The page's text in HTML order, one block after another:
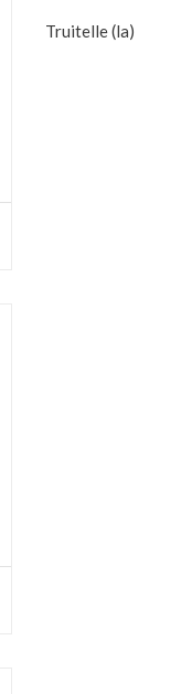
Truitelle (la)